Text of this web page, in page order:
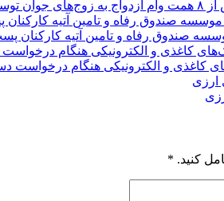
کنید. *